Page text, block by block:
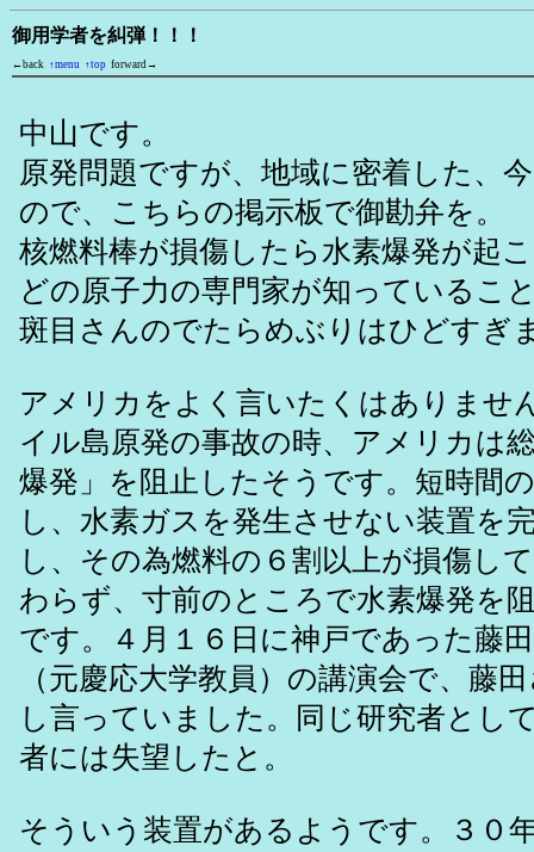
御用学者を糾弾！！！
←back ↑menu ↑top forward→
中山です。
原発問題ですが、地域に密着した、
ので、こちらの掲示板で御勘弁を。
核燃料棒が損傷したら水素爆発が起
どの原子力の専門家が知っているこ
斑目さんのでたらめぶりはひどすぎ
アメリカをよく言いたくはありませ
イル島原発の事故の時、アメリカは
爆発」を阻止したそうです。短時間
し、水素ガスを発生させない装置を
し、その為燃料の６割以上が損傷し
わらず、寸前のところで水素爆発を
です。４月１６日に神戸であった藤
（元慶応大学教員）の講演会で、藤
し言っていました。同じ研究者とし
者には失望したと。
そういう装置があるようです。３０